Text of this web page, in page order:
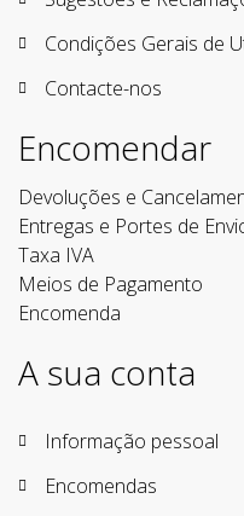
Condições Gerais de
Contacte-nos
Encomendar
Devoluções e
Entregas e Portes de
Taxa IVA
Meios de Pagamento
Encomenda
A sua conta
Informação pessoal
Encomendas